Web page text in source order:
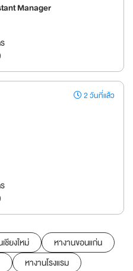
Manager
2 วันที่แล้ว
ชียงใหม่
หางานขอนแก่น
หางานโรงแรม